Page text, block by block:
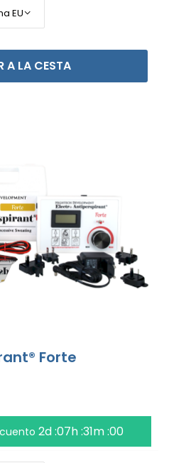
A LA CESTA
Forte
2d :07h :30m :59